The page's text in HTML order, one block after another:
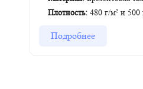
Плотность: 480 г/м² и 500
Подробнее